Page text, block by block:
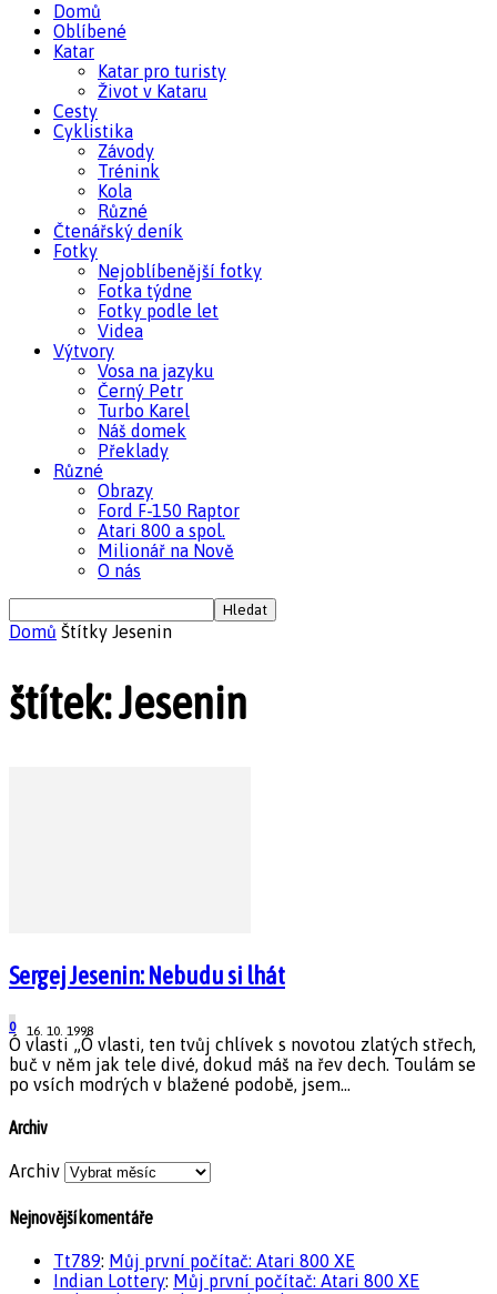
Domů
Oblíbené
Katar
Katar pro turisty
Život v Kataru
Cesty
Cyklistika
Závody
Trénink
Kola
Různé
Čtenářský deník
Fotky
Nejoblíbenější fotky
Fotka týdne
Fotky podle let
Videa
Výtvory
Vosa na jazyku
Černý Petr
Turbo Karel
Náš domek
Překlady
Různé
Obrazy
Ford F-150 Raptor
Atari 800 a spol.
Milionář na Nově
O nás
Domů Štítky Jesenin
štítek: Jesenin
Sergej Jesenin: Nebudu si lhát
16. 10. 1998
0
Ó vlasti „Ó vlasti, ten tvůj chlívek s novotou zlatých střech,
buč v něm jak tele divé, dokud máš na řev dech. Toulám se
po vsích modrých v blažené podobě, jsem...
Archiv
Archiv
Nejnovější komentáře
Tt789: Můj první počítač: Atari 800 XE
Indian Lottery: Můj první počítač: Atari 800 XE